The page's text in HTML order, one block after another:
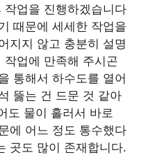
업을 진행하겠습니다
때문에 세세한 작업을
지지 않고 충분히 설명
업에 만족해 주시곤
통해서 하수도를 열어
뚫는 건 드문 것 같아
도 물이 흘러서 바로
에 어느 정도 통수했다
곳도 많이 존재합니다.